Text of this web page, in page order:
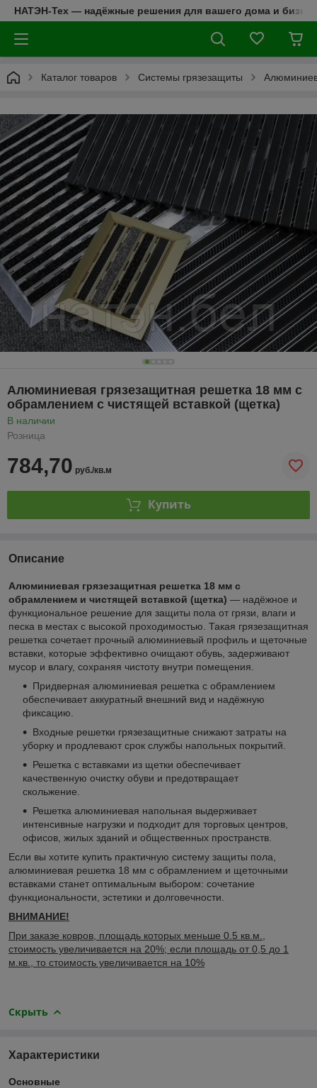
НАТЭН-Тех — надёжные решения для вашего дома и
Каталог товаров Cистемы грязезащиты
Алюминиевая грязезащитная решетка 18 мм с
обрамлением с чистящей вставкой (щетка)
В наличии
Розница
784,70 руб./кв.м
Купить
Описание
Алюминиевая грязезащитная решетка 18 мм с
обрамлением и чистящей вставкой (щетка) — надёжное и
функциональное решение для защиты пола от грязи, влаги и
песка в местах с высокой проходимостью. Такая грязезащитная
решетка сочетает прочный алюминиевый профиль и щеточные
вставки, которые эффективно очищают обувь, задерживают
мусор и влагу, сохраняя чистоту внутри помещения.
Придверная алюминиевая решетка с обрамлением
обеспечивает аккуратный внешний вид и надёжную
фиксацию.
Входные решетки грязезащитные снижают затраты на
уборку и продлевают срок службы напольных покрытий.
Решетка с вставками из щетки обеспечивает
качественную очистку обуви и предотвращает
скольжение.
Решетка алюминиевая напольная выдерживает
интенсивные нагрузки и подходит для торговых центров,
офисов, жилых зданий и общественных пространств.
Если вы хотите купить практичную систему защиты пола,
алюминиевая решетка 18 мм с обрамлением и щеточными
вставками станет оптимальным выбором: сочетание
функциональности, эстетики и долговечности.
ВНИМАНИЕ!
При заказе ковров, площадь которых меньше 0.5 кв.м.,
стоимость увеличивается на 20%; если площадь от 0,5 до 1
м.кв., то стоимость увеличивается на 10%
Скрыть
Характеристики
Основные